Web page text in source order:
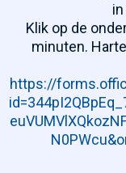
Klik op de
minuten.
https://